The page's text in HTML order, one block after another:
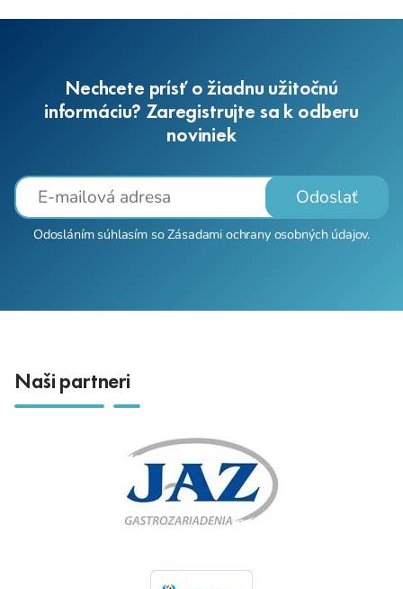
Nechcete prísť o žiadnu užitočnú
informáciu? Zaregistrujte sa k odberu
noviniek
Odoslať
Odosláním súhlasím soZásadami ochrany osobných údajov.
Naši partneri